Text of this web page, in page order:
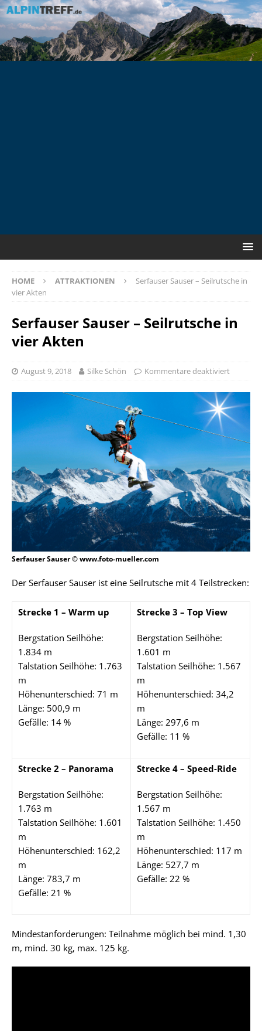
HOME ATTRAKTIONEN
Serfauser Sauser – Seilrutsche in
vier Akten
Serfauser Sauser – Seilrutsche in
vier Akten
August 9, 2018 Silke Schön Kommentare deaktiviert
Serfauser Sauser © www.foto-mueller.com
Der Serfauser Sauser ist eine Seilrutsche mit 4 Teilstrecken:
Strecke 1 – Warm up
Bergstation Seilhöhe:
1.834 m
Talstation Seilhöhe: 1.763
m
Höhenunterschied: 71 m
Länge: 500,9 m
Gefälle: 14 %
Strecke 3 – Top View
Bergstation Seilhöhe:
1.601 m
Talstation Seilhöhe: 1.567
m
Höhenunterschied: 34,2
m
Länge: 297,6 m
Gefälle: 11 %
Strecke 2 – Panorama
Bergstation Seilhöhe:
1.763 m
Talstation Seilhöhe: 1.601
m
Höhenunterschied: 162,2
m
Länge: 783,7 m
Gefälle: 21 %
Strecke 4 – Speed-Ride
Bergstation Seilhöhe:
1.567 m
Talstation Seilhöhe: 1.450
m
Höhenunterschied: 117 m
Länge: 527,7 m
Gefälle: 22 %
Mindestanforderungen: Teilnahme möglich bei mind. 1,30
m, mind. 30 kg, max. 125 kg.